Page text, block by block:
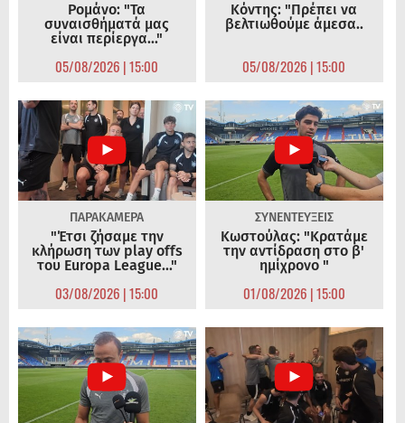
Ρομάνο: "Τα
συναισθήματά μας
είναι περίεργα..."
05/08/2026 | 15:00
Κόντης: "Πρέπει να
βελτιωθούμε άμεσα..
05/08/2026 | 15:00
ΠΑΡΑΚΑΜΕΡΑ
"Έτσι ζήσαμε την
κλήρωση των play offs
του Europa League..."
03/08/2026 | 15:00
ΣΥΝΕΝΤΕΥΞΕΙΣ
Κωστούλας: "Κρατάμε
την αντίδραση στο β'
ημίχρονο "
01/08/2026 | 15:00